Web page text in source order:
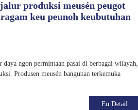
produksi meusén peugot
keu peunoh keubutuhan
ngon permintaan pasai di berbagai wilayah,
Produsen meusén bangunan terkemuka
Eu Detail